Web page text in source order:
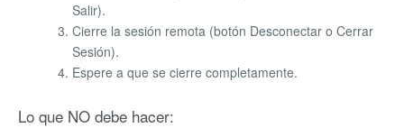
Salir).
Cierre la sesión remota (botón Desconectar o Cerrar
Sesión).
Espere a que se cierre completamente.
Lo que NO debe hacer: